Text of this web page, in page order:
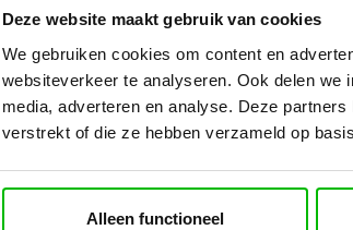
Deze website maakt gebruik van cookies
We gebruiken cookies om content en
websiteverkeer te analyseren. Ook delen
media, adverteren en analyse. Deze
verstrekt of die ze hebben verzameld op
Alleen functioneel